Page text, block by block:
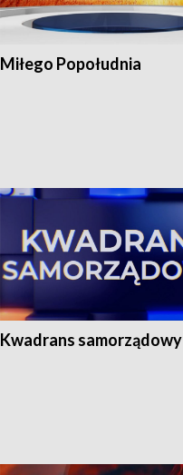
Miłego Popołudnia
Kwadrans samorządowy